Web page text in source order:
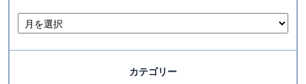
カテゴリー